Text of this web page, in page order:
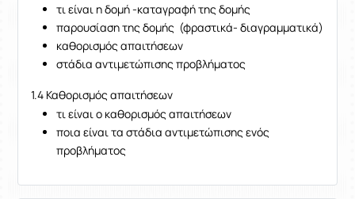
τι είναι η δομή -καταγραφή της δομής
παρουσίαση της δομής (φραστικά- διαγραμματικά)
καθορισμός απαιτήσεων
στάδια αντιμετώπισης προβλήματος
1.4 Καθορισμός απαιτήσεων
τι είναι ο καθορισμός απαιτήσεων
ποια είναι τα στάδια αντιμετώπισης ενός
προβλήματος